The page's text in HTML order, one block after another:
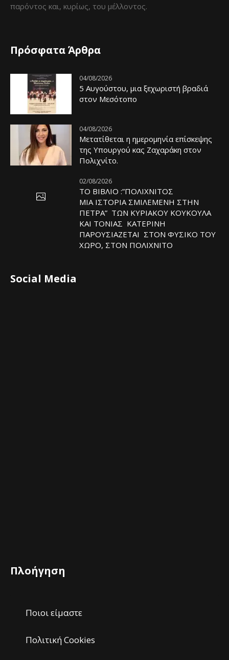
παρόντος και, κυρίως, του μέλλοντος.
Πρόσφατα Άρθρα
04/08/2026
5 Αυγούστου, μια ξεχωριστή βραδιά
στον Μεσότοπο
04/08/2026
Μετατίθεται η ημερομηνία επίσκεψης
της Υπουργού κας Ζαχαράκη στον
Πολιχνίτο.
02/08/2026
ΤΟ ΒΙΒΛΙΟ :”ΠΟΛΙΧΝΙΤΟΣ
ΜΙΑ ΙΣΤΟΡΙΑ ΣΜΙΛΕΜΕΝΗ ΣΤΗΝ
ΠΕΤΡΑ” ΤΩΝ ΚΥΡΙΑΚΟΥ ΚΟΥΚΟΥΛΑ
ΚΑΙ ΤΟΝΙΑΣ ΚΑΤΕΡΙΝΗ
ΠΑΡΟΥΣΙΑΖΕΤΑΙ ΣΤΟΝ ΦΥΣΙΚΟ ΤOY
ΧΩΡΟ, ΣΤΟΝ ΠΟΛΙΧΝΙΤΟ
Social Media
Πλοήγηση
Ποιοι είμαστε
Πολιτική Cookies